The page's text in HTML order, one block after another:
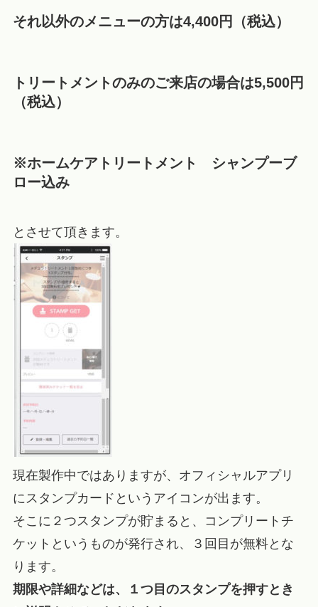
それ以外のメニューの方は4,400円（税込）
トリートメントのみのご来店の場合は5,500円
（税込）
※ホームケアトリートメント シャンプーブ
ロー込み
とさせて頂きます。
現在製作中ではありますが、オフィシャルアプリ
にスタンプカードというアイコンが出ます。
そこに２つスタンプが貯まると、コンプリートチ
ケットというものが発行され、３回目が無料とな
ります。
期限や詳細などは、１つ目のスタンプを押すとき